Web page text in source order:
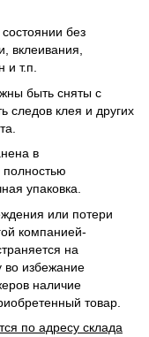
без
вклеивания,
и т.п.
быть сняты с
следов клея и других
в
полностью
упаковка.
или потери
компанией-
на
во избежание
наличие
товар.
по адресу склада